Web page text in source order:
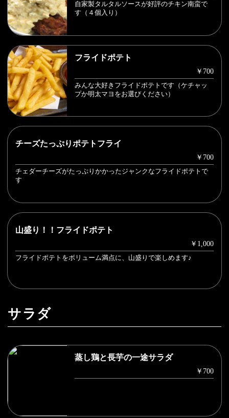
自家製タルタルソースが好評のチキン南蛮で
す（４個入り）
フライドポテト
￥700
みんな大好きフライドポテトです（ケチャッ
プか明太マヨをお選びください）
チーズたっぷりポテトフライ
￥700
チェダーチーズがたっぷりかかったジャンクなフライドポテトで
す
山盛り！！フライドポテト
￥1,000
フライドポテトをボリューム満点に、山盛りで楽しめます♪
サラダ
蒸し鶏と長芋の一途サラダ
￥700